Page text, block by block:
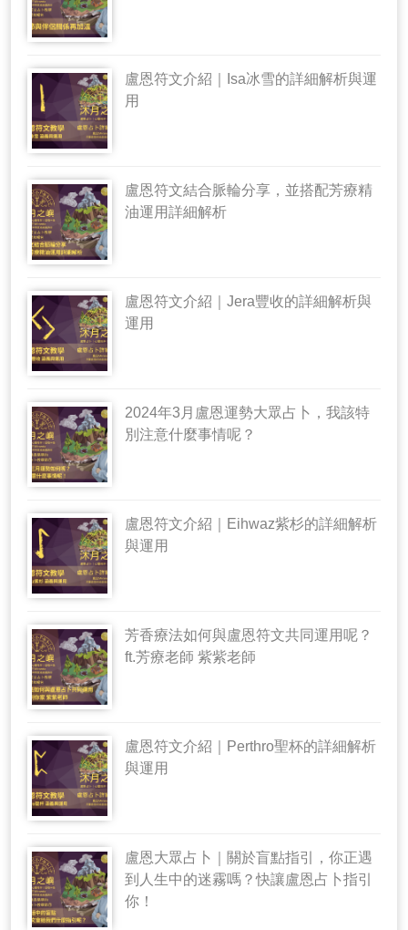
盧恩符文介紹｜Isa冰雪的詳細解析與運
用
盧恩符文結合脈輪分享，並搭配芳療精
油運用詳細解析
盧恩符文介紹｜Jera豐收的詳細解析與
運用
2024年3月盧恩運勢大眾占卜，我該特
別注意什麼事情呢？
盧恩符文介紹｜Eihwaz紫杉的詳細解析
與運用
芳香療法如何與盧恩符文共同運用呢？
ft.芳療老師 紫紫老師
盧恩符文介紹｜Perthro聖杯的詳細解析
與運用
盧恩大眾占卜｜關於盲點指引，你正遇
到人生中的迷霧嗎？快讓盧恩占卜指引
你！